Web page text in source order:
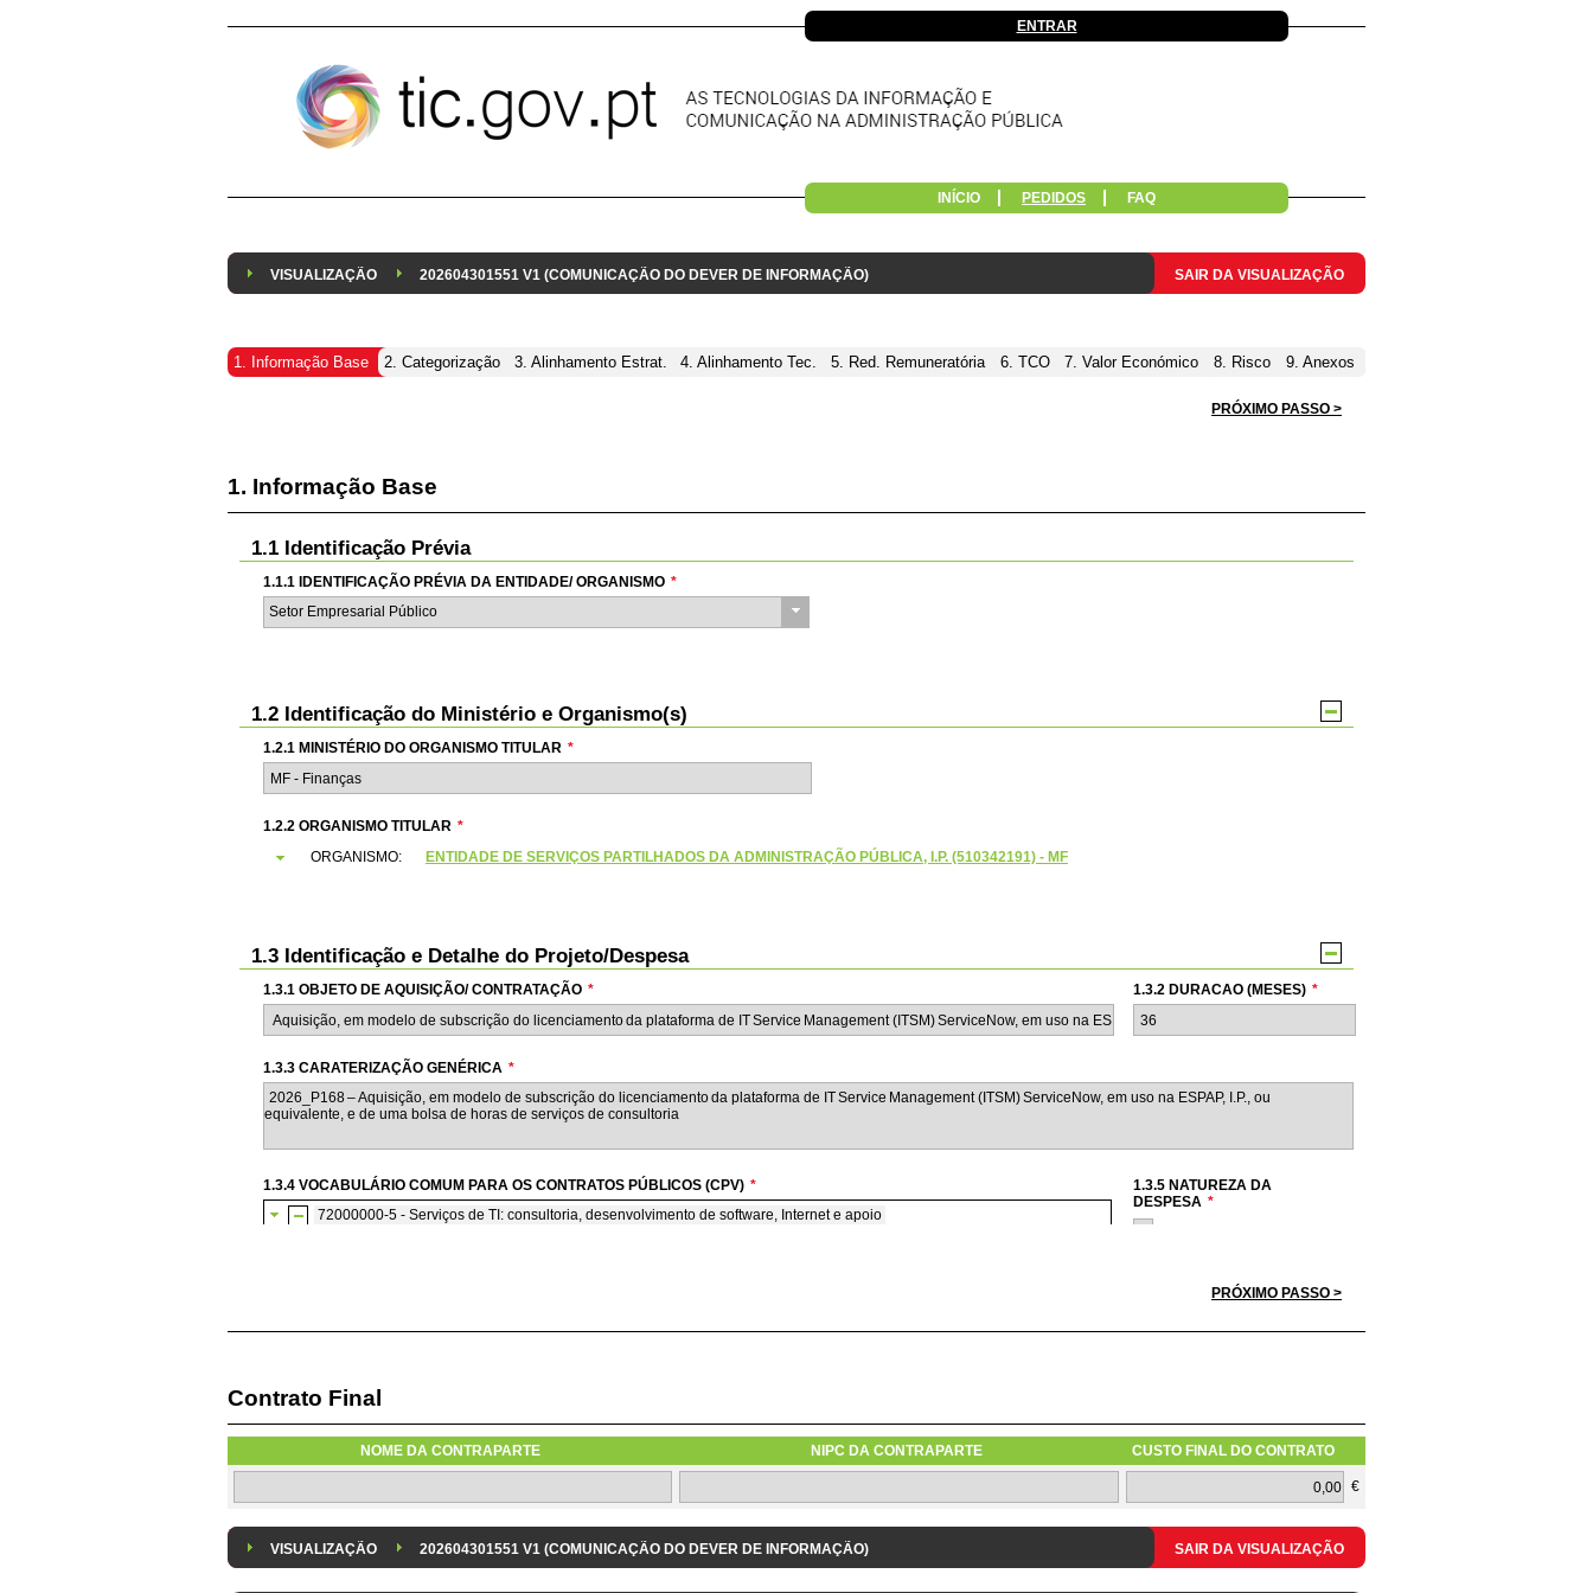
ENTRAR
INÍCIO PEDIDOS FAQ
VISUALIZAÇÃO 202604301551 V1 (COMUNICAÇÃO DO DEVER DE INFORMAÇÃO) SAIR DA VISUALIZAÇÃO
PRÓXIMO PASSO >
1. Informação Base 2. Categorização 3. Alinhamento Estrat. 4. Alinhamento Tec. 5. Red. Remuneratória 6. TCO 7. Valor Económico 8. Risco 9. Anexos
1. Informação Base
1.1 Identificação Prévia
1.1.1 IDENTIFICAÇÃO PRÉVIA DA ENTIDADE/ ORGANISMO *
Setor Empresarial Público
1.2 Identificação do Ministério e Organismo(s)
1.2.1 MINISTÉRIO DO ORGANISMO TITULAR *
1.2.2 ORGANISMO TITULAR *
ORGANISMO:
ENTIDADE DE SERVIÇOS PARTILHADOS DA ADMINISTRAÇÃO PÚBLICA, I.P. (510342191) - MF
1.3 Identificação e Detalhe do Projeto/Despesa
1.3.1 OBJETO DE AQUISIÇÃO/ CONTRATAÇÃO * 1.3.2 DURACAO (MESES) *
1.3.3 CARATERIZAÇÃO GENÉRICA *
1.3.4 VOCABULÁRIO COMUM PARA OS CONTRATOS PÚBLICOS (CPV) *
72000000-5 - Serviços de TI: consultoria, desenvolvimento de software, Internet e apoio
1.3.5 NATUREZA DA
DESPESA *
Serviços
1.3.7 CONTRATAÇÃO DE SERVIÇOS EM REGIME DE AVENÇA
Os serviços são contratados em regime de avença
1.3.10 TIPOLOGIA DO PEDIDO
PRÓXIMO PASSO >
Contrato Final
NOME DA CONTRAPARTE NIPC DA CONTRAPARTE CUSTO FINAL DO CONTRATO
€
VISUALIZAÇÃO 202604301551 V1 (COMUNICAÇÃO DO DEVER DE INFORMAÇÃO) SAIR DA VISUALIZAÇÃO